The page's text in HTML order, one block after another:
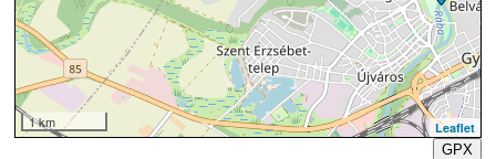
1 km
Leaflet
GPX